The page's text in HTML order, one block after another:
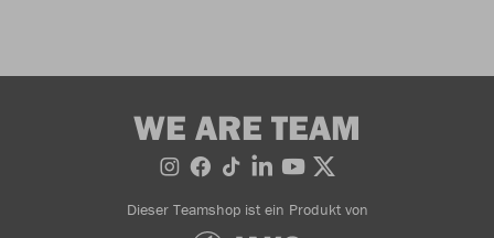
WE ARE TEAM
Dieser Teamshop ist ein Produkt von